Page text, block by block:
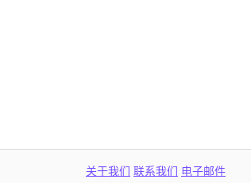
关于我们 联系我们 电子邮件